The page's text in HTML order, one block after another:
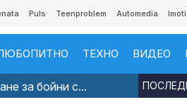
Puls Teenproblem Automedia
ТЕХНО ВИДЕО
за бойни с...